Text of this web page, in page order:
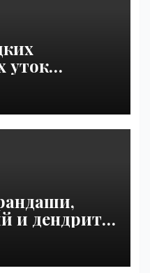
уток
поймали
|
и дендриты